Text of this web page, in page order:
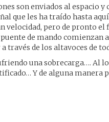
son enviados al espacio
que les ha traído hasta
velocidad, pero de pronto
de mando comienzan
través de los altavoces de
una sobrecarga…. Al
Y de alguna manera